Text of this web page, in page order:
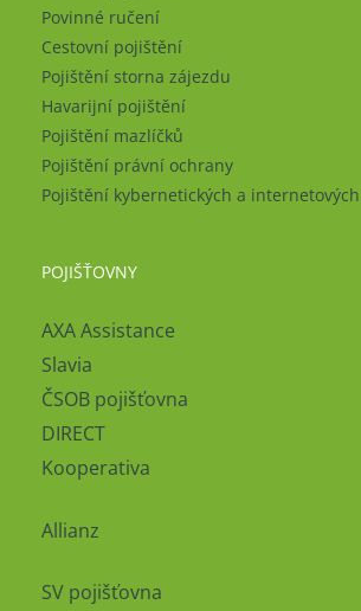
Povinné ručení
Cestovní pojištění
Pojištění storna zájezdu
Havarijní pojištění
Pojištění mazlíčků
Pojištění právní ochrany
Pojištění kybernetických a
POJIŠŤOVNY
AXA Assistance
Slavia
ČSOB pojišťovna
DIRECT
Kooperativa
Allianz
SV pojišťovna